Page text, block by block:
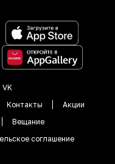
VK
Контакты
Акции
Вещание
соглашение